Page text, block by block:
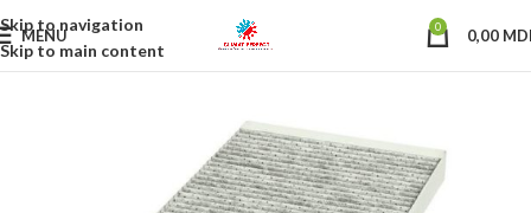
Skip to navigation
Skip to main content
MENU 0 0,00